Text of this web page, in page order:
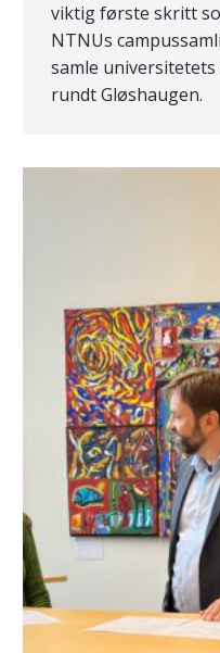
viktig første skritt
NTNUs
samle
rundt Gløshaugen.